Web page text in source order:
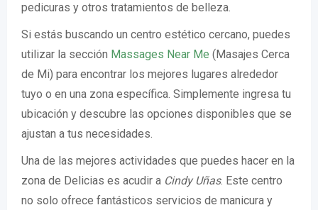
pedicuras y otros tratamientos de belleza.
Si estás buscando un centro estético cercano, puedes
utilizar la sección Massages Near Me (Masajes Cerca
de Mi) para encontrar los mejores lugares alrededor
tuyo o en una zona específica. Simplemente ingresa tu
ubicación y descubre las opciones disponibles que se
ajustan a tus necesidades.
Una de las mejores actividades que puedes hacer en la
zona de Delicias es acudir a Cindy Uñas. Este centro
no solo ofrece fantásticos servicios de manicura y